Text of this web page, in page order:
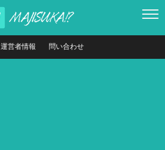
運営者情報 問い合わせ